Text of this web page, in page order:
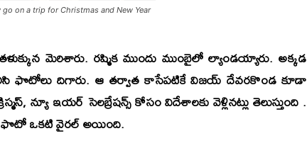
go on a trip for Christmas and New Year
మెరిశారు. రష్మిక ముందు ముంబైలో ల్యాండయ్యారు. అక్కడ
ఫొటోలు దిగారు. ఆ తర్వాత కాసేపటికే విజయ్ దేవరకొండ కూడా
న్యూ ఇయర్ సెలబ్రేషన్స్ కోసం విదేశాలకు వెళ్లినట్లు తెలుస్తుంది .
ఫొటో ఒకటి వైరల్ అయింది.